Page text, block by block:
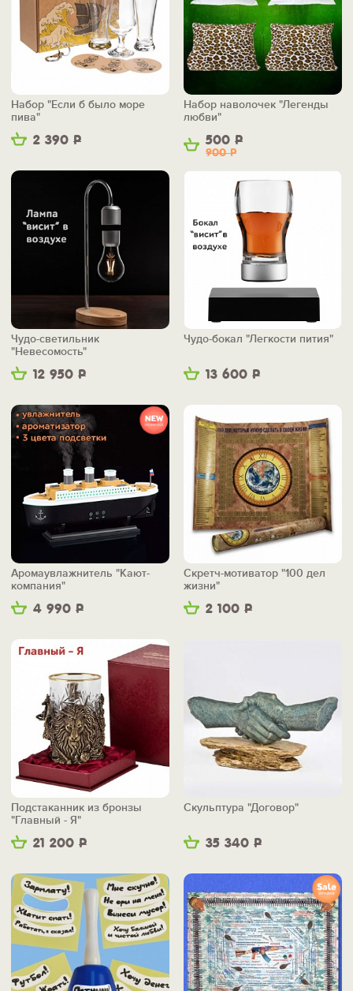
2 390 Р
Набор "Если б было море
пива"
500 Р
900Р
Набор наволочек "Легенды
любви"
12 950 Р
Чудо-светильник
"Невесомость"
13 600 Р
Чудо-бокал "Легкости пития"
4 990 Р
Аромаувлажнитель "Кают-
компания"
2 100 Р
Скретч-мотиватор "100 дел
жизни"
21 200 Р
Подстаканник из бронзы
"Главный - Я"
35 340 Р
Скульптура "Договор"